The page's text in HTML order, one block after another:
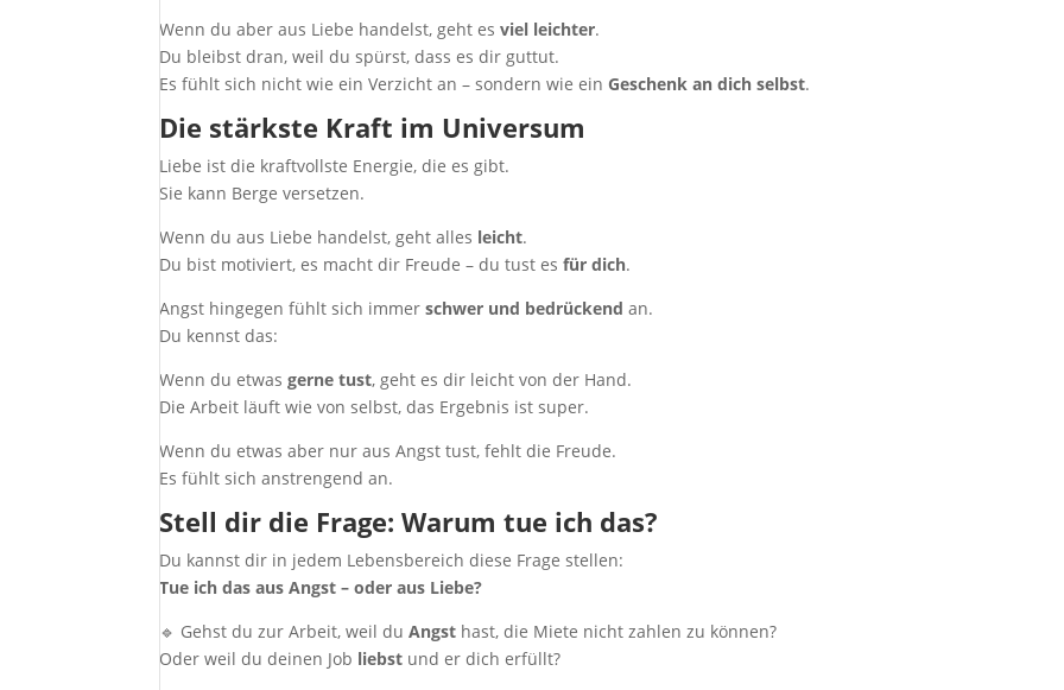
Wenn du aber aus Liebe handelst, geht esviel leichter.
Du bleibst dran, weil du spürst, dass es dir guttut.
Es fühlt sich nicht wie ein Verzicht an – sondern wie einGeschenk an dich selbst.
Die stärkste Kraft im Universum
Liebe ist die kraftvollste Energie, die es gibt.
Sie kann Berge versetzen.
Wenn du aus Liebe handelst, geht alles leicht.
Du bist motiviert, es macht dir Freude – du tust esfür dich.
Angst hingegen fühlt sich immerschwer und bedrückend an.
Du kennst das:
Wenn du etwasgerne tust, geht es dir leicht von der Hand.
Die Arbeit läuft wie von selbst, das Ergebnis ist super.
Wenn du etwas aber nur aus Angst tust, fehlt die Freude.
Es fühlt sich anstrengend an.
Stell dir die Frage: Warum tue ich das?
Du kannst dir in jedem Lebensbereich diese Frage stellen:
Tue ich das aus Angst – oder aus Liebe?
🔹 Gehst du zur Arbeit, weil duAngst hast, die Miete nicht zahlen zu können?
Oder weil du deinen Job liebst und er dich erfüllt?